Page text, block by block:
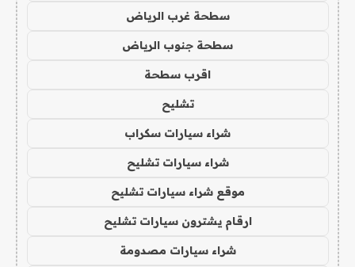
سطحة غرب الرياض
سطحة جنوب الرياض
اقرب سطحة
تشليح
شراء سيارات سكراب
شراء سيارات تشليح
موقع شراء سيارات تشليح
ارقام يشترون سيارات تشليح
شراء سيارات مصدومة